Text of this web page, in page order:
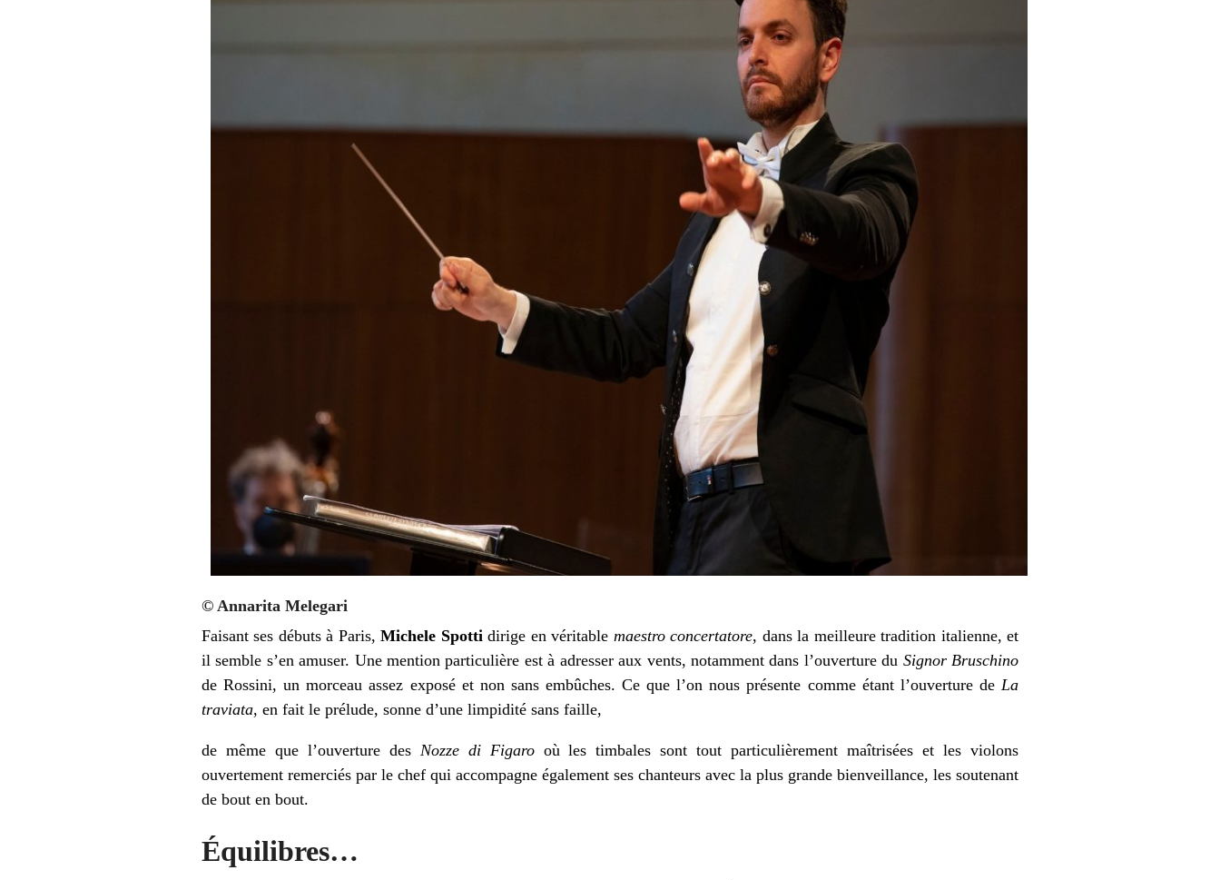
© Annarita Melegari
Faisant ses débuts à Paris,Michele Spotti dirige en véritable maestro concertatore, dans la meilleure tradition italienne, et
il semble s’en amuser. Une mention particulière est à adresser aux vents, notamment dans l’ouverture du Signor Bruschino
de Rossini, un morceau assez exposé et non sans embûches. Ce que l’on nous présente comme étant l’ouverture de La
traviata, en fait le prélude, sonne d’une limpidité sans faille,
de même que l’ouverture des Nozze di Figarooù les timbales sont tout particulièrement maîtrisées et les violons
ouvertement remerciés par le chef qui accompagne également ses chanteurs avec la plus grande bienveillance, les soutenant
de bout en bout.
Équilibres…